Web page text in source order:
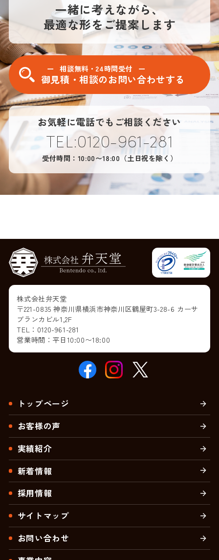
一緒に考えながら、
最適な形をご提案します
相談無料・24時間受付
御見積・相談のお問い合わせする
お気軽に電話でもご相談ください
TEL:0120-961-281
受付時間：10:00〜18:00（土日祝を除く）
株式会社弁天堂
〒221-0835 神奈川県横浜市神奈川区鶴屋町3-28-6 カーサ
ブランカビル1,2F
TEL：0120-961-281
営業時間：平日10:00〜18:00
トップページ
お客様の声
実績紹介
新着情報
採用情報
サイトマップ
お問い合わせ